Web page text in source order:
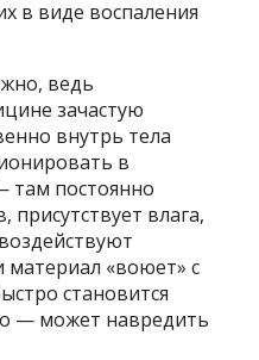
в виде воспаления
ведь
зачастую
внутрь тела
в
там постоянно
влага,
материал «воюет» с
становится
— может навредить